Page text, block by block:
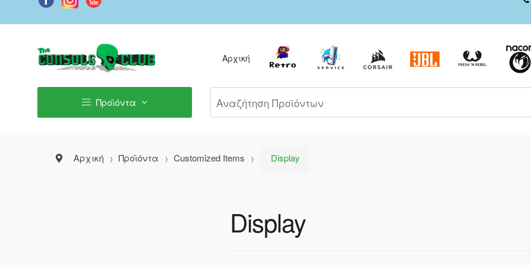
Αρχική
Προϊόντα
Αρχική Προϊόντα Customized Items Display
Display